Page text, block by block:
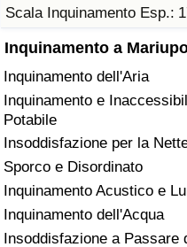
Scala Inquinamento Esp.:
Inquinamento a
Inquinamento dell'Aria
Inquinamento e
Potabile
Insoddisfazione per la
Sporco e Disordinato
Inquinamento Acustico e
Inquinamento dell'Acqua
Insoddisfazione a Passare
Indice Del Costo Della
Indice del Costo della
ad Aqaba
Indice del Prezzo delle
Indice del Prezzo delle
Indice della Qualità della
Indice della qualità della
Criminalità
Indice del Tasso di
Indice della Criminalità